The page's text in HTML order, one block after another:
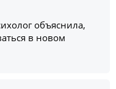
объяснила,
в новом